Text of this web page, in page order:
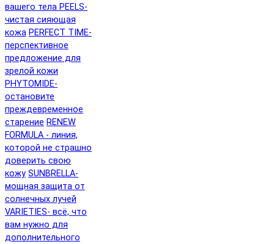
вашего тела PEELS-
чистая сияющая
кожа PERFECT TIME-
перспективное
предложение для
зрелой кожи
PHYTOMIDE-
остановите
преждевременное
старение RENEW
FORMULA - линия,
которой не страшно
доверить свою
кожу SUNBRELLA-
мощная защита от
солнечных лучей
VARIETIES- всё, что
вам нужно для
дополнительного